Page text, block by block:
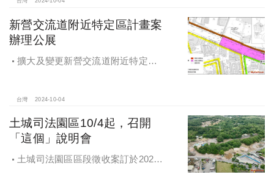
新營交流道附近特定區計畫案
辦理公展
擴大及變更新營交流道附近特定區
台灣 2024-10-04
土城司法園區10/4起，召開
「這個」說明會
土城司法園區區段徵收案訂於2024